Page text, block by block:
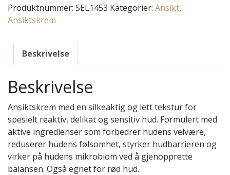
Produktnummer: SEL1453 Kategorier: Ansikt,
Ansiktskrem
Beskrivelse
Beskrivelse
Ansiktskrem med en silkeaktig og lett tekstur for
spesielt reaktiv, delikat og sensitiv hud. Formulert med
aktive ingredienser som forbedrer hudens velvære,
reduserer hudens følsomhet, styrker hudbarrieren og
virker på hudens mikrobiom ved å gjenopprette
balansen. Også egnet for rød hud.